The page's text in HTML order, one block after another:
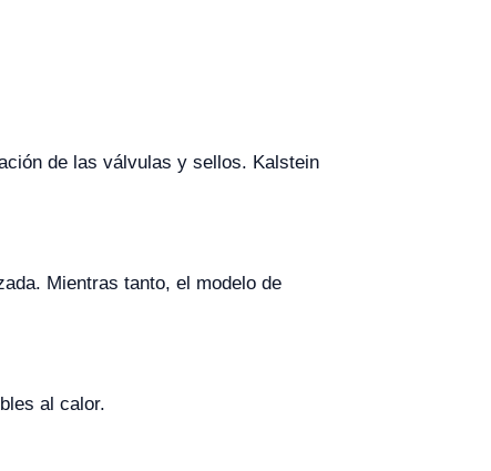
de las válvulas y sellos. Kalstein
Mientras tanto, el modelo de
al calor.